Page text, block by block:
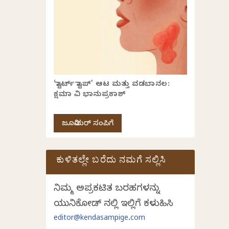
‘ಸ್ಟಾರ್ಟ್ ಸ್ಟಾಪ್’ ಆಟ ಮತ್ತು ವಡಬಾನಲ:
ಕ್ಷಮಾ ವಿ ಭಾನುಪ್ರಕಾಶ್
ಜೂನಿಯರ್ ಸಂಪಿಗೆ
ಕುಳಿತಲ್ಲೇ ಬರೆದು ನಮಗೆ ಸಲ್ಲಿಸಿ
ನಿಮ್ಮ ಅಪ್ರಕಟಿತ ಬರಹಗಳನ್ನು
ಯುನಿಕೋಡ್ ನಲ್ಲಿ ಇಲ್ಲಿಗೆ ಕಳುಹಿಸಿ
editor@kendasampige.com